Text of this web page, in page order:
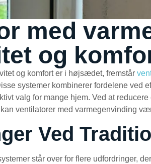
med
og
og komfort er i højsædet, fremstår
systemer kombinerer fordelene ved
valg for mange hjem. Ved at
ventilatorer med varmegenvinding
Ved
står over for flere udfordringer,